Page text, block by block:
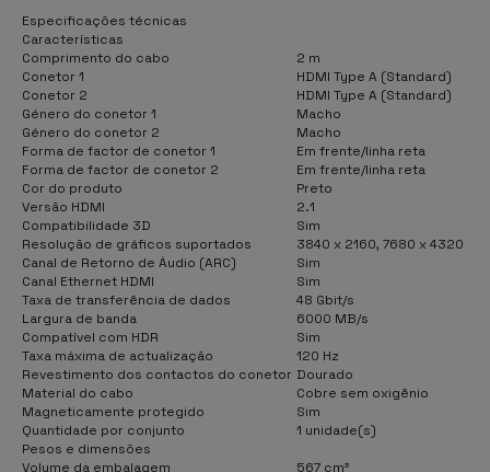
Especificações técnicas
Características
Comprimento do cabo
2 m
Conetor 1
HDMI Type A (Standard)
Conetor 2
HDMI Type A (Standard)
Género do conetor 1
Macho
Género do conetor 2
Macho
Forma de factor de conetor 1
Em frente/linha reta
Forma de factor de conetor 2
Em frente/linha reta
Cor do produto
Preto
Versão HDMI
2.1
Compatibilidade 3D
Sim
Resolução de gráficos suportados
3840 x 2160, 7680 x 4320
Canal de Retorno de Áudio (ARC)
Sim
Canal Ethernet HDMI
Sim
Taxa de transferência de dados
48 Gbit/s
Largura de banda
6000 MB/s
Compatível com HDR
Sim
Taxa máxima de actualização
120 Hz
Revestimento dos contactos do conetor Dourado
Material do cabo
Cobre sem oxigênio
Magneticamente protegido
Sim
Quantidade por conjunto
1 unidade(s)
Pesos e dimensões
Volume da embalagem
567 cm³